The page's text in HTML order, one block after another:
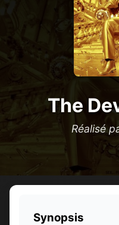
The
Réalisé
Synopsis